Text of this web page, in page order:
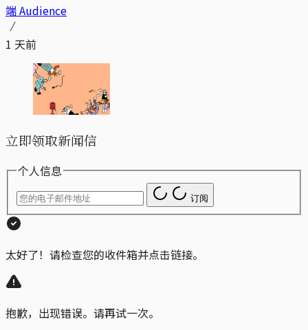
端 Audience
1 天前
立即领取新闻信
个人信息
订阅
太好了！请检查您的收件箱并点击链接。
抱歉，出现错误。请再试一次。